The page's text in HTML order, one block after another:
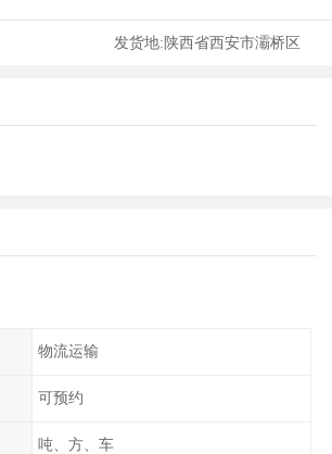
发货地:陕西省西安市灞桥区
物流运输
可预约
吨、方、车